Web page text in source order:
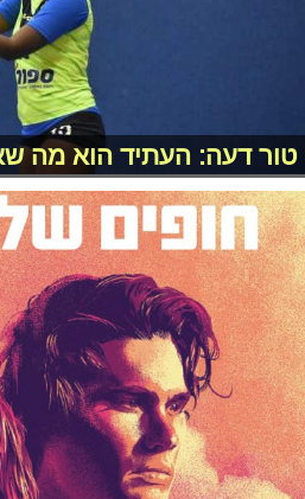
טור דעה: העתיד הוא מה